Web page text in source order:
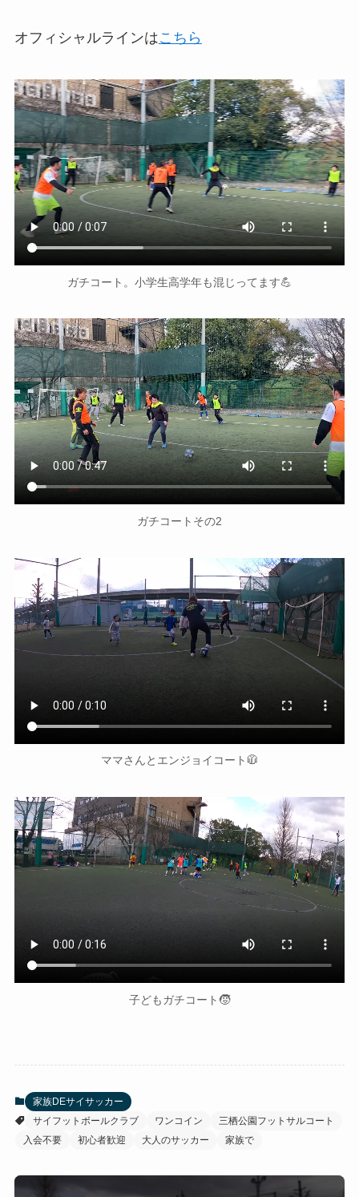
オフィシャルラインはこちら
ガチコート。小学生高学年も混じってます💪
ガチコートその2
ママさんとエンジョイコート🧥
子どもガチコート🧒
家族DEサイサッカー
サイフットボールクラブ
ワンコイン
三栖公園フットサルコート
入会不要
初心者歓迎 大人のサッカー 家族で